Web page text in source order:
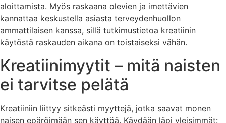
aloittamista. Myös raskaana olevien ja imettävien
kannattaa keskustella asiasta terveydenhuollon
ammattilaisen kanssa, sillä tutkimustietoa kreatiinin
käytöstä raskauden aikana on toistaiseksi vähän.
Kreatiinimyytit – mitä naisten
ei tarvitse pelätä
Kreatiiniin liittyy sitkeästi myyttejä, jotka saavat monen
naisen epäröimään sen käyttöä. Käydään läpi yleisimmät: